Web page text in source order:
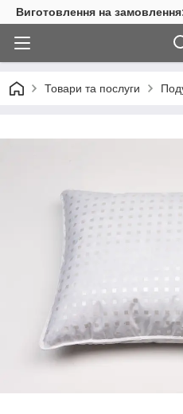
Виготовлення на
Товари та послуги